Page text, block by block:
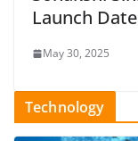
Launch Date
May 30, 2025
Technology